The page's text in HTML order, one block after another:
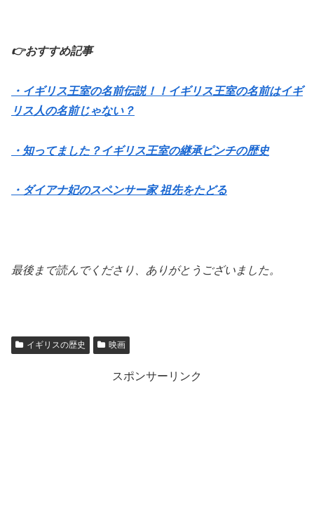
👉おすすめ記事
・イギリス王室の名前伝説！！イギリス王室の名前はイギ
リス人の名前じゃない？
・知ってました？イギリス王室の継承ピンチの歴史
・ダイアナ妃のスペンサー家 祖先をたどる
最後まで読んでくださり、ありがとうございました。
イギリスの歴史 映画
スポンサーリンク